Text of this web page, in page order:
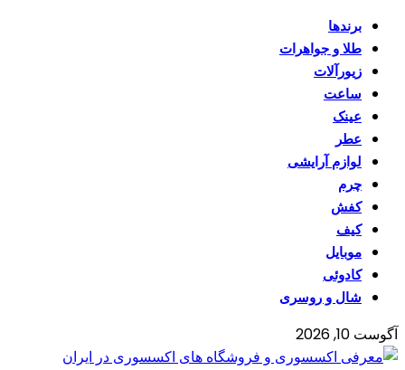
برندها
طلا و جواهرات
زیورآلات
ساعت
عینک
عطر
لوازم آرایشی
چرم
کفش
کیف
موبایل
کادوئی
شال و روسری
آگوست 10, 2026